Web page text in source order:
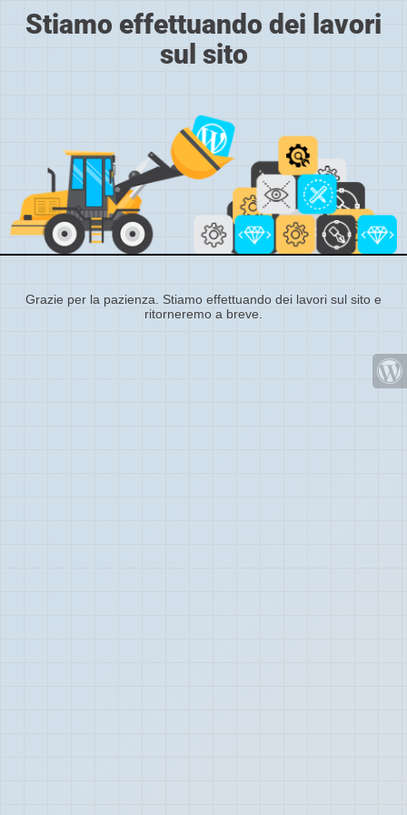
Stiamo effettuando dei lavori
sul sito
Grazie per la pazienza. Stiamo effettuando dei lavori sul sito e
ritorneremo a breve.